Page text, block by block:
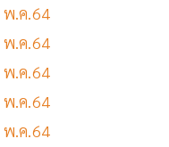
พ.ค.64
พ.ค.64
พ.ค.64
พ.ค.64
พ.ค.64